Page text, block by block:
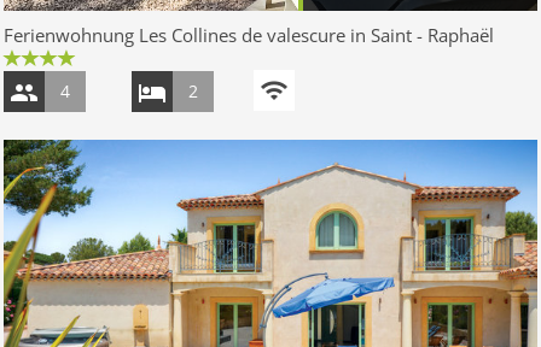
Ferienwohnung Les Collines de valescure in Saint - Raphaël
4 2